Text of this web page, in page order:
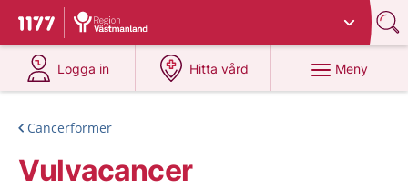
Till startsidan för 1177
Du har valt region
Logga in
på 1177.se
Hitta vård
på 1177.se
Meny
Cancerformer
Vulvacancer